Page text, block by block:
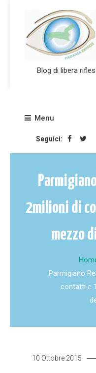
Blog di libera
Menu
Seguici:
2milioni di
mezzo
Parmigiano
contatti e
10 Ottobre 2015